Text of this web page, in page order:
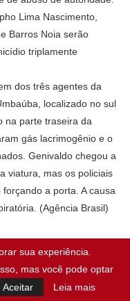
Lima Nascimento,
Barros Noia serão
triplamente
dos três agentes da
localizado no sul
na parte traseira da
gás lacrimogênio e o
Genivaldo chegou a
viatura, mas os policiais
a porta. A causa
(Agência Brasil)
sua experiência.
mas você pode optar
Aceitar Leia mais